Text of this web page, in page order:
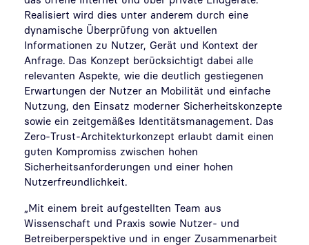
Realisiert wird dies unter anderem durch eine
dynamische Überprüfung von aktuellen
Informationen zu Nutzer, Gerät und Kontext der
Anfrage. Das Konzept berücksichtigt dabei alle
relevanten Aspekte, wie die deutlich gestiegenen
Erwartungen der Nutzer an Mobilität und einfache
Nutzung, den Einsatz moderner Sicherheitskonzepte
sowie ein zeitgemäßes Identitätsmanagement. Das
Zero-Trust-Architekturkonzept erlaubt damit einen
guten Kompromiss zwischen hohen
Sicherheitsanforderungen und einer hohen
Nutzerfreundlichkeit.
„Mit einem breit aufgestellten Team aus
Wissenschaft und Praxis sowie Nutzer- und
Betreiberperspektive und in enger Zusammenarbeit